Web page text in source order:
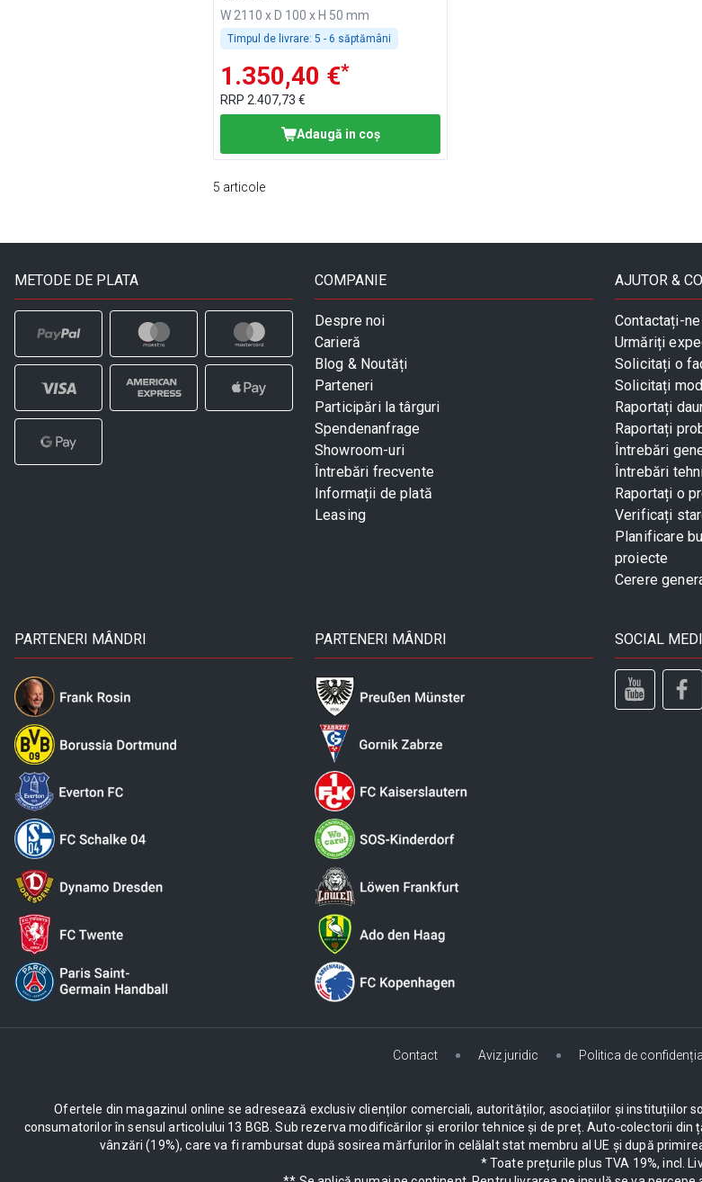
W 2110 x D 100 x H 50 mm
Timpul de livrare: 5 - 6 săptămâni
1.350,40 €*
RRP 2.407,73 €
Adaugă in coş
5 articole
METODE DE PLATA COMPANIE
Despre noi
Carieră
Blog & Noutăți
Parteneri
Participări la târguri
Spendenanfrage
Showroom-uri
Întrebări frecvente
Informații de plată
Leasing
AJUTOR &
Contactați-ne
Urmăriți
Solicitați o
Solicitați
Raportați
Raportați
Întrebări
Întrebări
Raportați o
Verificați
Planificare
proiecte
Cerere
PARTENERI MÂNDRI PARTENERI MÂNDRI SOCIAL
Contact Aviz juridic Politica de
Ofertele din magazinul online se adresează exclusiv clienților comerciali, autorităților, asociațiilor și instituțiilor
consumatorilor în sensul articolului 13 BGB. Sub rezerva modificărilor și erorilor tehnice și de preț. Auto-colectorii
vânzări (19%), care va fi rambursat după sosirea mărfurilor în celălalt stat membru al UE și după
* Toate prețurile plus TVA 19%, incl.